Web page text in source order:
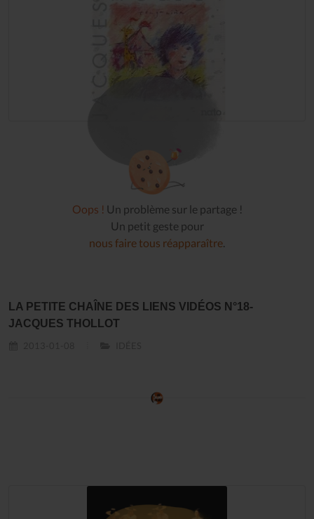
Oops ! Un problème sur le partage !
Un petit geste pour
nous faire tous réapparaître.
LA PETITE CHAÎNE DES LIENS VIDÉOS N°18-
JACQUES THOLLOT